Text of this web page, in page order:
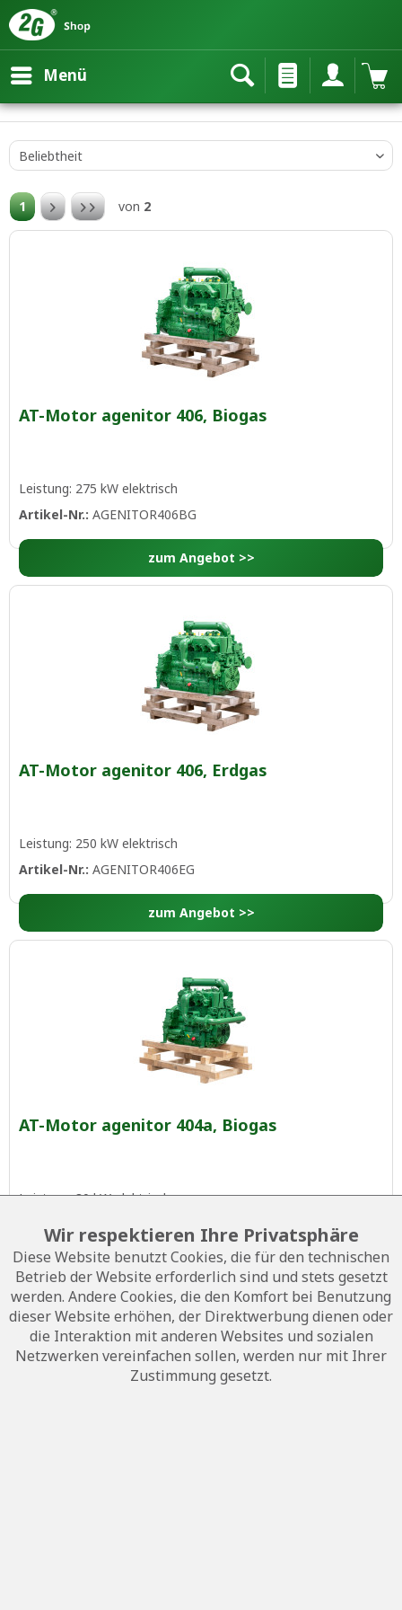
Menü
1 von 2
AT-Motor agenitor 406, Biogas
Leistung: 275 kW elektrisch
Artikel-Nr.:AGENITOR406BG
zum Angebot >>
AT-Motor agenitor 406, Erdgas
Leistung: 250 kW elektrisch
Artikel-Nr.:AGENITOR406EG
zum Angebot >>
AT-Motor agenitor 404a, Biogas
Leistung: 80 kW elektrisch
zum Angebot >>
Wir respektieren Ihre Privatsphäre
Diese Website benutzt Cookies, die für den technischen
Betrieb der Website erforderlich sind und stets gesetzt
werden. Andere Cookies, die den Komfort bei Benutzung
dieser Website erhöhen, der Direktwerbung dienen oder
die Interaktion mit anderen Websites und sozialen
Netzwerken vereinfachen sollen, werden nur mit Ihrer
Zustimmung gesetzt.